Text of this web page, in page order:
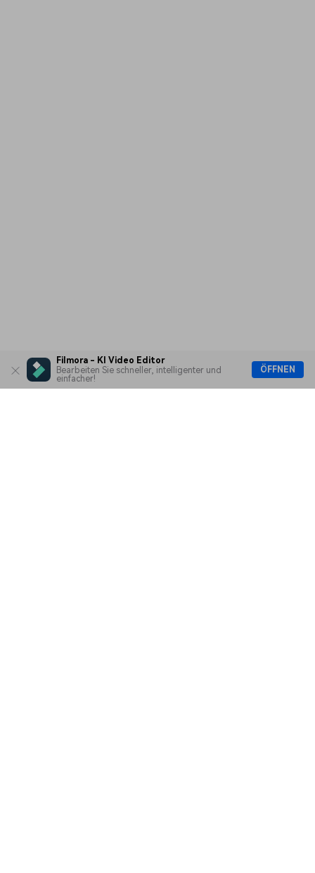
Filmora - KI Video Editor
Bearbeiten Sie schneller, intelligenter und
einfacher!
ÖFFNEN